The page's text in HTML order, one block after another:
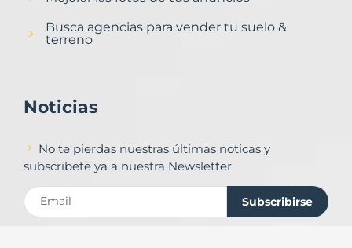
Busca agencias para vender tu suelo &
terreno
Noticias
No te pierdas nuestras últimas noticas y
subscribete ya a nuestra Newsletter
Subscribirse